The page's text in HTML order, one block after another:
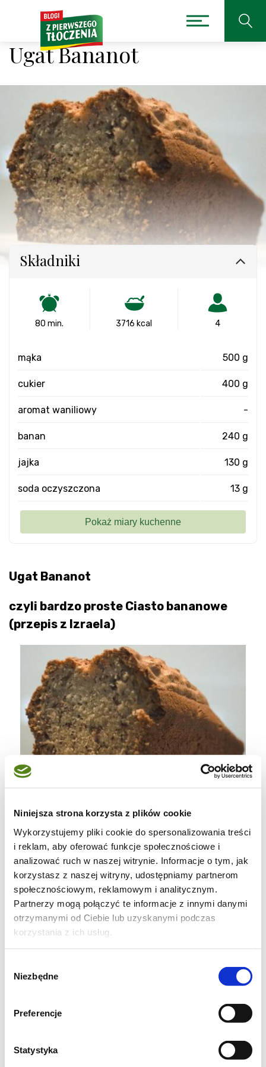
Niniejsza strona korzysta z plików cookie
Wykorzystujemy pliki cookie do spersonalizowania treści
i reklam, aby oferować funkcje społecznościowe i
analizować ruch w naszej witrynie. Informacje o tym, jak
korzystasz z naszej witryny, udostępniamy partnerom
społecznościowym, reklamowym i analitycznym.
Partnerzy mogą połączyć te informacje z innymi danymi
otrzymanymi od Ciebie lub uzyskanymi podczas
korzystania z ich usług.
zgody
Niezbędne
Preferencje
Statystyka
Ugat Bananot
Ugat Bananot
czyli bardzo proste Ciasto bananowe
(przepis z Izraela)
3 jajka
400 gram cukru
szklanka oliwy z oliwek - ale nie z pierwszego
tłoczenia, ma zbyt intensywny smak - lub
zwykłego rafinowanego oleju, np
słonecznikowego albo ryżowego - nie ma
żadnego posmaku
2,5 łyżeczki sody
aromat waniliowy
Składniki
80 min. 3716 kcal 4
mąka 500 g
cukier 400 g
aromat waniliowy -
banan 240 g
jajka 130 g
soda oczyszczona 13 g